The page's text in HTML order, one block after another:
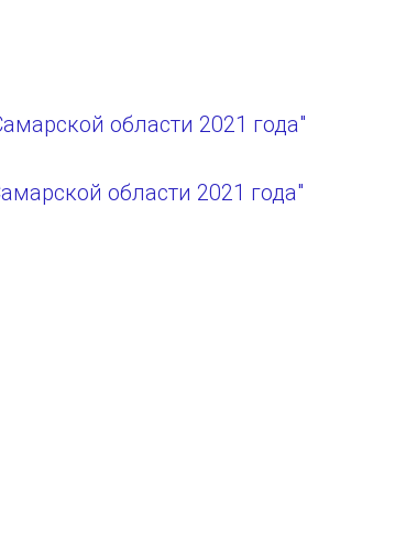
области 2021 года"
области 2021 года"